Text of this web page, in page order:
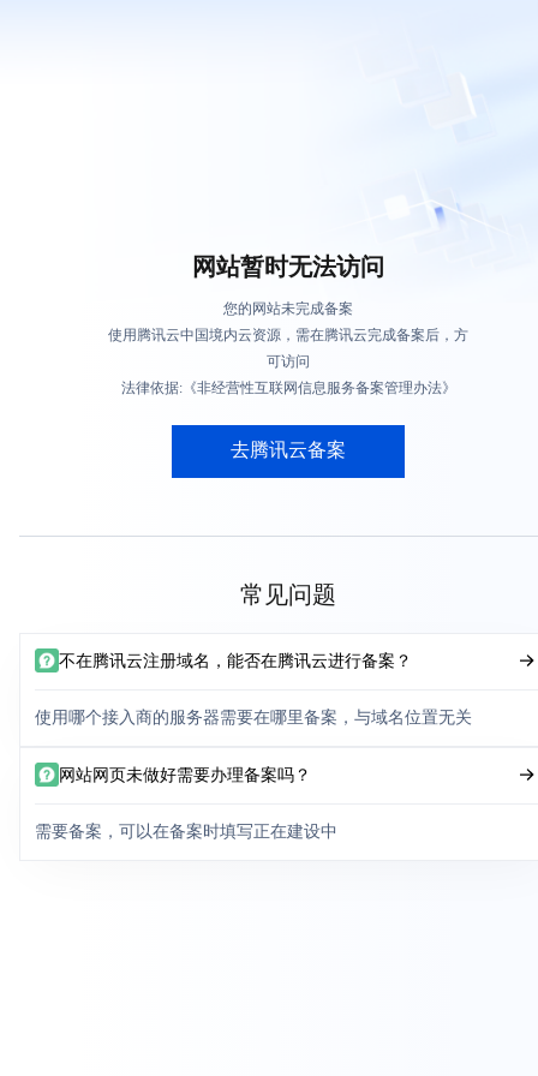
网站暂时无法访问
您的网站未完成备案
使用腾讯云中国境内云资源，需在腾讯云完成备案后，方
可访问
法律依据:《非经营性互联网信息服务备案管理办法》
去腾讯云备案
常见问题
不在腾讯云注册域名，能否在腾讯云进行备案？
使用哪个接入商的服务器需要在哪里备案，与域名位置无关
网站网页未做好需要办理备案吗？
需要备案，可以在备案时填写正在建设中